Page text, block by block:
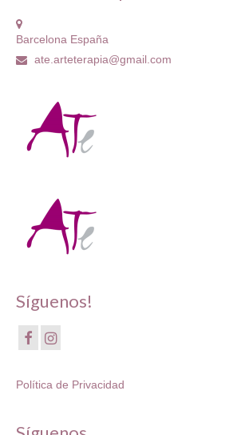
Barcelona España
ate.arteterapia@gmail.com
Síguenos!
Política de Privacidad